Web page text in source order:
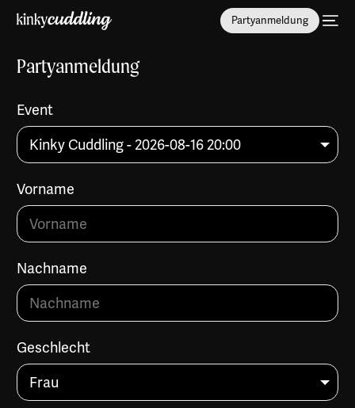
Partyanmeldung
Partyanmeldung
Event
Vorname
Nachname
Geschlecht